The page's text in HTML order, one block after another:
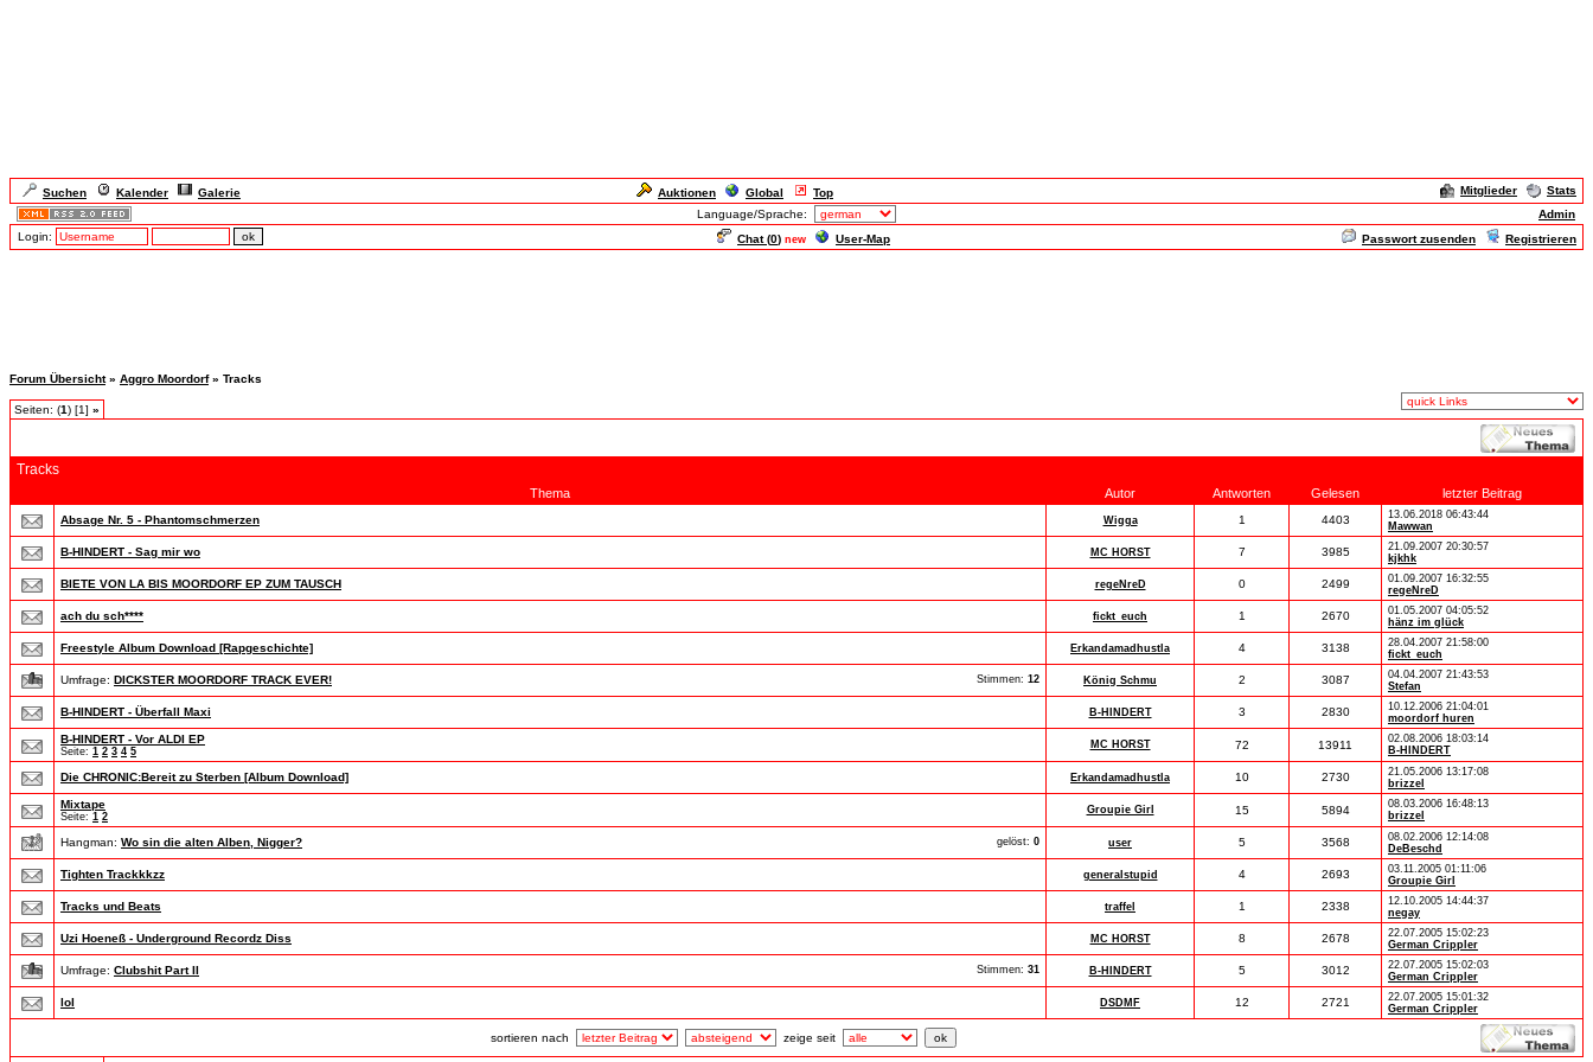
Suchen Kalender Galerie Auktionen Global Top Mitglieder
Stats
Language/Sprache:
Admin
Login:
Chat (0) new User-Map Passwort zusenden Registrieren
Forum Übersicht » Aggro Moordorf » Tracks
Seiten: (1) [1] »
Tracks
Thema Autor Antworten Gelesen letzter Beitrag
Absage Nr. 5 - Phantomschmerzen Wigga 1 4403
13.06.2018 06:43:44
Mawwan
B-HINDERT - Sag mir wo MC HORST 7 3985
21.09.2007 20:30:57
kjkhk
BIETE VON LA BIS MOORDORF EP ZUM TAUSCH regeNreD 0 2499
01.09.2007 16:32:55
regeNreD
ach du sch**** fickt_euch 1 2670
01.05.2007 04:05:52
hänz im glück
Freestyle Album Download [Rapgeschichte] Erkandamadhustla 4 3138
28.04.2007 21:58:00
fickt_euch
Stimmen: 12
Umfrage: DICKSTER MOORDORF TRACK EVER! König Schmu 2 3087
04.04.2007 21:43:53
Stefan
B-HINDERT - Überfall Maxi B-HINDERT 3 2830
10.12.2006 21:04:01
moordorf huren
B-HINDERT - Vor ALDI EP
Seite: 1 2 3 4 5
MC HORST 72 13911
02.08.2006 18:03:14
B-HINDERT
Die CHRONIC:Bereit zu Sterben [Album Download] Erkandamadhustla 10 2730
21.05.2006 13:17:08
brizzel
Mixtape
Seite: 1 2
Groupie Girl 15 5894
08.03.2006 16:48:13
brizzel
gelöst: 0
Hangman: Wo sin die alten Alben, Nigger? user 5 3568
08.02.2006 12:14:08
DeBeschd
Tighten Trackkkzz generalstupid 4 2693
03.11.2005 01:11:06
Groupie Girl
Tracks und Beats traffel 1 2338
12.10.2005 14:44:37
negay
Uzi Hoeneß - Underground Recordz Diss MC HORST 8 2678
22.07.2005 15:02:23
German Crippler
Stimmen: 31
Umfrage: Clubshit Part II B-HINDERT 5 3012
22.07.2005 15:02:03
German Crippler
lol DSDMF 12 2721
22.07.2005 15:01:32
German Crippler
sortieren nach zeige seit